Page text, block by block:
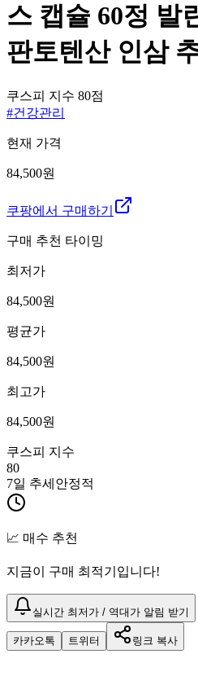
스 캡슐 60정 발
판토텐산 인삼
쿠스피 지수 80점
#건강관리
현재 가격
84,500원
쿠팡에서 구매하기
구매 추천 타이밍
최저가
84,500원
평균가
84,500원
최고가
84,500원
쿠스피 지수
80
7일 추세 안정적
📈 매수 추천
지금이 구매 최적기입니다!
실시간 최저가 / 역대가 알림 받기
카카오톡 트위터 링크 복사